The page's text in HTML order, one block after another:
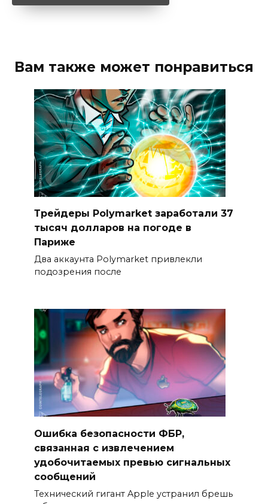
Вам также может понравиться
Трейдеры Polymarket заработали 37
тысяч долларов на погоде в
Париже
Два аккаунта Polymarket привлекли
подозрения после
Ошибка безопасности ФБР,
связанная с извлечением
удобочитаемых превью сигнальных
сообщений
Технический гигант Apple устранил брешь